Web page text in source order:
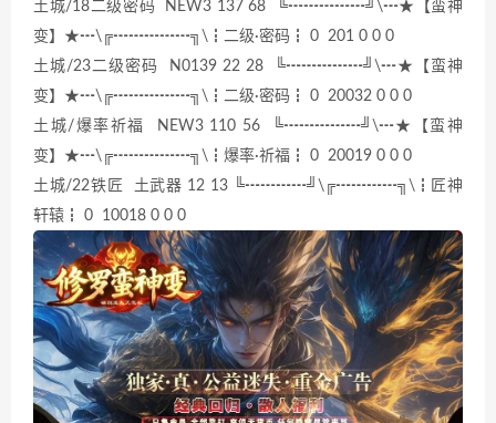
土城/18二级密码 NEW3 137 68 ╚┅┅┅┅┅╝\┅★【蛮神
变】★┅\╔┅┅┅┅┅╗\┇二级·密码┇ 0 201 0 0 0
土城/23二级密码 N0139 22 28 ╚┅┅┅┅┅╝\┅★【蛮神
变】★┅\╔┅┅┅┅┅╗\┇二级·密码┇ 0 20032 0 0 0
土城/爆率祈福 NEW3 110 56 ╚┅┅┅┅┅╝\┅★【蛮神
变】★┅\╔┅┅┅┅┅╗\┇爆率·祈福┇ 0 20019 0 0 0
土城/22铁匠 土武器 12 13 ╚┅┅┅┅╝\╔┅┅┅┅╗\┇匠神
轩辕┇ 0 10018 0 0 0